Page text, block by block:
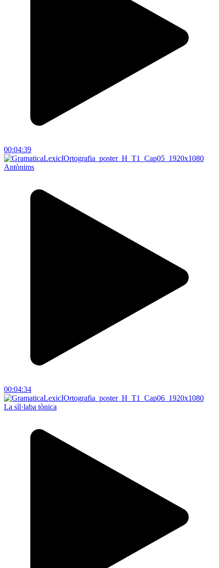
00:04:39
Antònims
00:04:34
La síl·laba tònica